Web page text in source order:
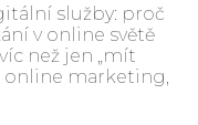
služby: proč
v online světě
než jen „mít
online marketing,